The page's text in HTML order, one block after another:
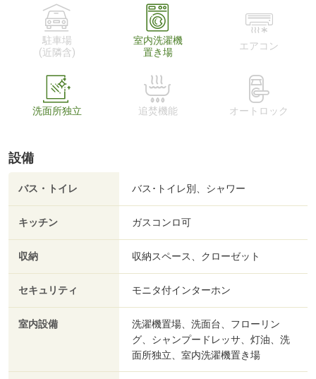
駐車場
(近隣含)
室内洗濯機
置き場
エアコン
洗面所独立 追焚機能 オートロック
設備
バス・トイレ バス･トイレ別、シャワー
キッチン ガスコンロ可
収納 収納スペース、クローゼット
セキュリティ モニタ付インターホン
室内設備
洗濯機置場、洗面台、フローリン
グ、シャンプードレッサ、灯油、洗
面所独立、室内洗濯機置き場